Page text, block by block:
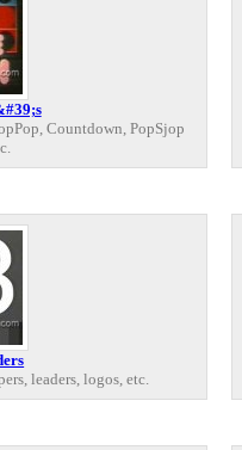
Countdown, PopSjop
leaders, logos, etc.